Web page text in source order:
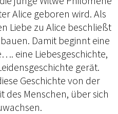
Alice geboren wird. Als
Liebe zu Alice beschließt
Damit beginnt eine
eine Liebesgeschichte,
gerät.
Geschichte von der
Menschen, über sich